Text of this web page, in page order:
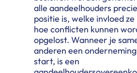
alle aandeelhouders
positie is, welke invloed
hoe conflicten kunnen
opgelost. Wanneer je
anderen een
start, is een